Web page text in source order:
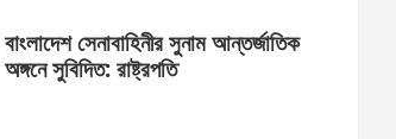
বাংলাদেশ সেনাবাহিনীর সুনাম আন্তর্জাতিক
অঙ্গনে সুবিদিত: রাষ্ট্রপতি